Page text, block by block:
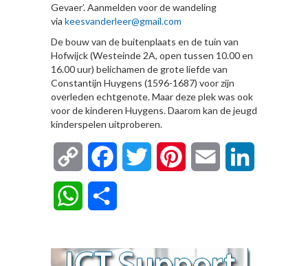
Gevaer’. Aanmelden voor de wandeling
via keesvanderleer@gmail.com
De bouw van de buitenplaats en de tuin van
Hofwijck (Westeinde 2A, open tussen 10.00 en
16.00 uur) belichamen de grote liefde van
Constantijn Huygens (1596-1687) voor zijn
overleden echtgenote. Maar deze plek was ook
voor de kinderen Huygens. Daarom kan de jeugd
kinderspelen uitproberen.
Copy
Link
FacebookTwitter Pinterest Email
WhatsApp